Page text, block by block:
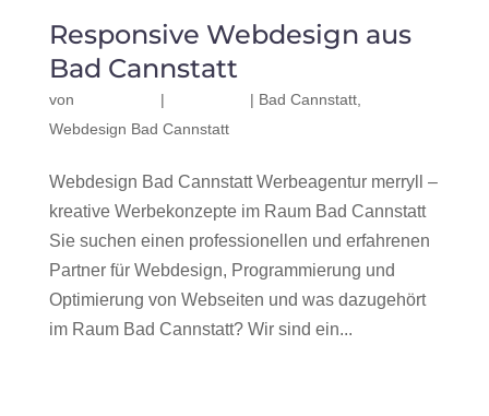
Responsive Webdesign aus
Bad Cannstatt
von | | Bad Cannstatt,
Webdesign Bad Cannstatt
Webdesign Bad Cannstatt Werbeagentur merryll –
kreative Werbekonzepte im Raum Bad Cannstatt
Sie suchen einen professionellen und erfahrenen
Partner für Webdesign, Programmierung und
Optimierung von Webseiten und was dazugehört
im Raum Bad Cannstatt? Wir sind ein...